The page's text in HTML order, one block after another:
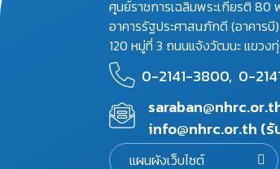
ศูนย์ราชการเฉลิมพระเกียรติ 80
อาคารรัฐประศาสนภักดี (อาคาร
120 หมู่ที่ 3 ถนนแจ้งวัฒนะ แขวง
0-2141-3800, 0-
info@nhrc.or.th (รั
แผนผังเว็บไซต์